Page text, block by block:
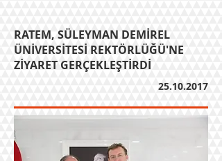
RATEM, SÜLEYMAN DEMİREL
ÜNİVERSİTESİ REKTÖRLÜĞÜ'NE
ZİYARET GERÇEKLEŞTİRDİ
25.10.2017